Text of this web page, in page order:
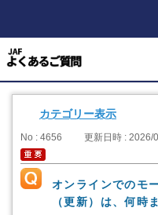
カテゴリー表示
No : 4656 更新日時 : 2026/
オンラインでのモ
（更新）は、何時